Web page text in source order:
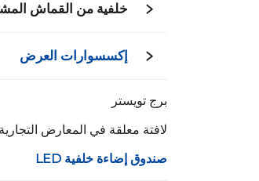
خلفية من القماش
إكسسوارات العرض
برج تويستر
لافتة معلقة في المعارض التجارية
صندوق إضاءة خلفية LED